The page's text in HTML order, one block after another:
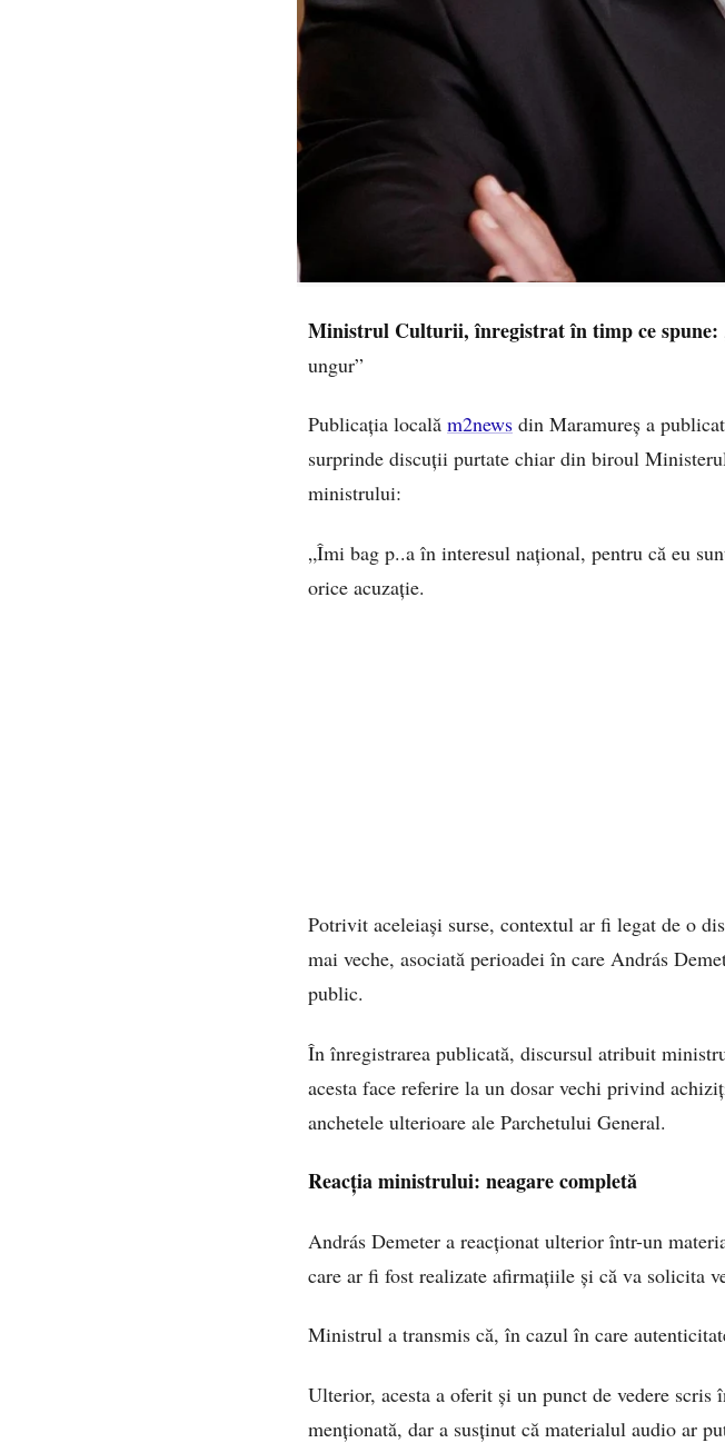
Ministrul Culturii, înregistrat în timp ce spune:
ungur”
Publicația locală m2news din Maramureș a
surprinde discuții purtate chiar din biroul
ministrului:
„Îmi bag p..a în interesul național, pentru că eu
orice acuzație.
Potrivit aceleiași surse, contextul ar fi legat de o
mai veche, asociată perioadei în care András
public.
În înregistrarea publicată, discursul atribuit
acesta face referire la un dosar vechi privind
anchetele ulterioare ale Parchetului General.
Reacția ministrului: neagare completă
András Demeter a reacționat ulterior într-un
care ar fi fost realizate afirmațiile și că va solicita
Ministrul a transmis că, în cazul în care
Ulterior, acesta a oferit și un punct de vedere
menționată, dar a susținut că materialul audio ar